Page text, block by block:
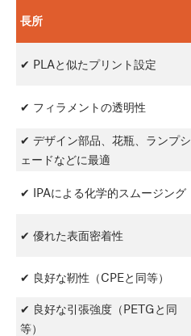
長所
✔ PLAと似たプリント設定
✔ フィラメントの透明性
✔ デザイン部品、花瓶、ランプシ
ェードなどに最適
✔ IPAによる化学的スムージング
✔ 優れた表面密着性
✔ 良好な靭性（CPEと同等）
✔ 良好な引張強度（PETGと同
等）